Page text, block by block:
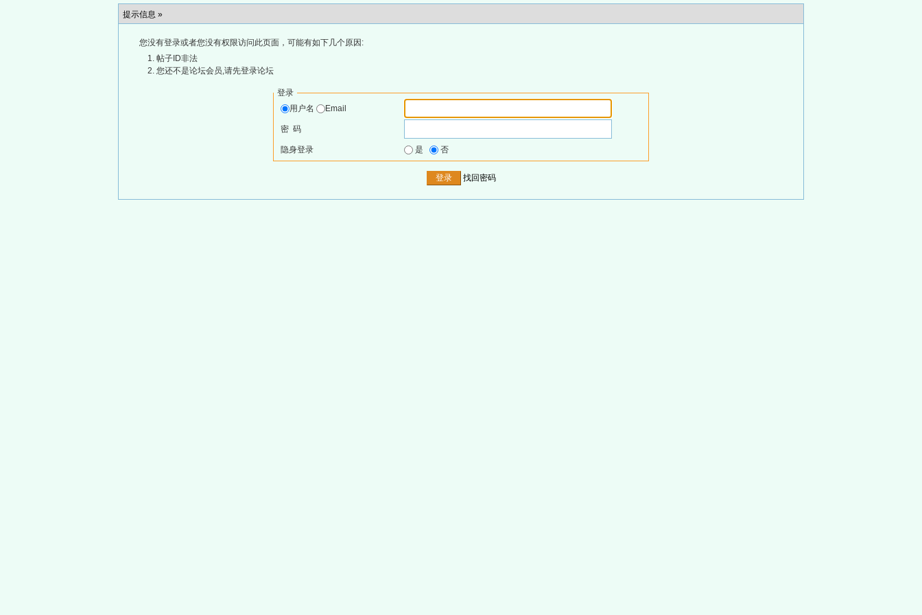
提示信息 »
您没有登录或者您没有权限访问此页面，可能有如下几个原因:
帖子ID非法
您还不是论坛会员,请先登录论坛
登录
用户名
Email
密 码
隐身登录 是 否
找回密码